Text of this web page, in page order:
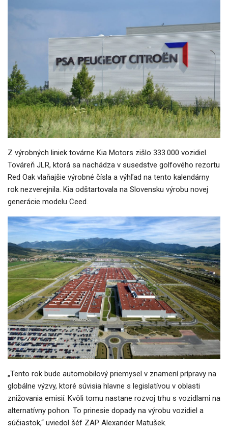
Z výrobných liniek továrne Kia Motors zišlo 333.000 vozidiel.
Továreň JLR, ktorá sa nachádza v susedstve golfového rezortu
Red Oak vlaňajšie výrobné čísla a výhľad na tento kalendárny
rok nezverejnila. Kia odštartovala na Slovensku výrobu novej
generácie modelu Ceed.
„Tento rok bude automobilový priemysel v znamení prípravy na
globálne výzvy, ktoré súvisia hlavne s legislatívou v oblasti
znižovania emisií. Kvôli tomu nastane rozvoj trhu s vozidlami na
alternatívny pohon. To prinesie dopady na výrobu vozidiel a
súčiastok,“ uviedol šéf ZAP Alexander Matušek.